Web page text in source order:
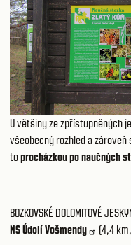
U většiny ze zpřístupněných
všeobecný rozhled a
toprocházkou po naučných
BOZKOVSKÉ DOLOMITOVÉ
NS Údolí Vošmendy
(4,4